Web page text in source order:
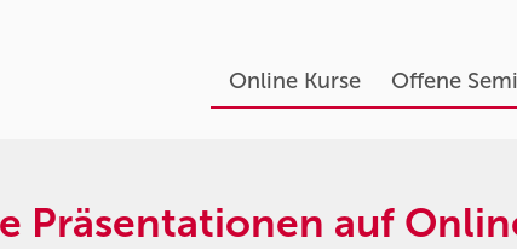
Online Kurse Offene
Präsentationen auf